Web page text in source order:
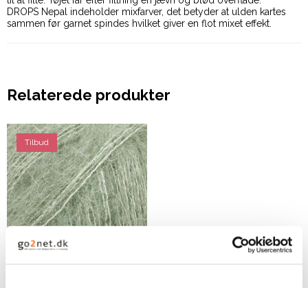
DROPS Nepal indeholder mixfarver, det betyder at ulden kartes
sammen før garnet spindes hvilket giver en flot mixet effekt.
Relaterede produkter
Tilbud